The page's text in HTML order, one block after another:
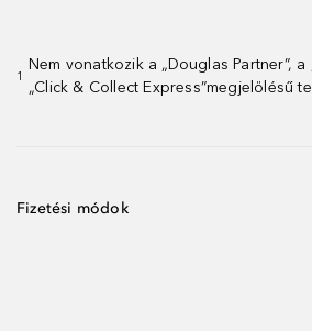
1
Nem vonatkozik a „Douglas Partner”, a
„Click & Collect Express”megjelölésű
Fizetési módok